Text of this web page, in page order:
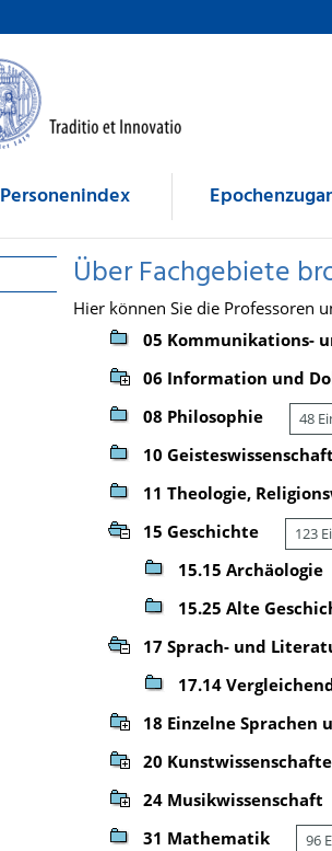
Personenindex
Über Fachgebiete
Hier können Sie die Professoren
05 Kommunikations-
06 Information und
08 Philosophie 48
10
11 Theologie,
15 Geschichte 123
15.15 Archäologie
15.25 Alte
17 Sprach- und
17.14
18 Einzelne Sprachen
20
24 Musikwissenschaft
31 Mathematik 96